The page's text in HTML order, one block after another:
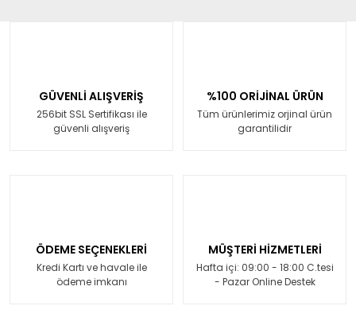
GÜVENLİ ALIŞVERİŞ
256bit SSL Sertifikası ile
güvenli alışveriş
%100 ORİJİNAL ÜRÜN
Tüm ürünlerimiz orjinal ürün
garantilidir
ÖDEME SEÇENEKLERİ
Kredi Kartı ve havale ile
ödeme imkanı
MÜŞTERİ HİZMETLERİ
Hafta içi: 09:00 - 18:00 C.tesi
- Pazar Online Destek